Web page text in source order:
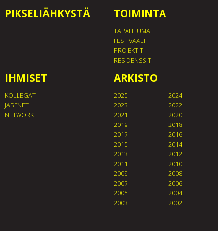
PIKSELIÄHKYSTÄ TOIMINTA
TAPAHTUMAT
FESTIVAALI
PROJEKTIT
RESIDENSSIT
IHMISET
KOLLEGAT
JÄSENET
NETWORK
ARKISTO
2025
2024
2023
2022
2021
2020
2019
2018
2017
2016
2015
2014
2013
2012
2011
2010
2009
2008
2007
2006
2005
2004
2003
2002